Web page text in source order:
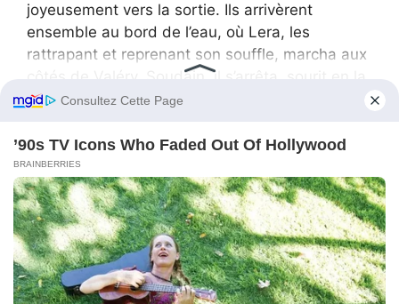
joyeusement vers la sortie. Ils arrivèrent
ensemble au bord de l’eau, où Lera, les
rattrapant et reprenant son souffle, marcha aux
côtés de Valéry. Soudain, il s’arrêta, sourit en la
regardant, et dit :
— Tu sais, aujourd’hui tu es officiellement libre.
Tout est fini. Maintenant, peut-être que tu vas
être sceptique à l’idée du mariage ? — taquina-
t-il.
— Je ne sais pas, je n’y ai même pas pensé,